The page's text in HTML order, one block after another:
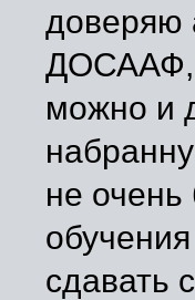
доверяю
ДОСААФ,
можно и
не очень
сдавать